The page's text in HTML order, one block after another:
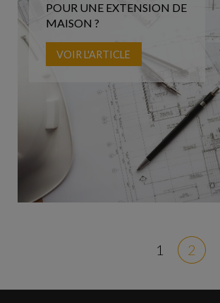
POUR UNE EXTENSION DE
MAISON ?
VOIR L'ARTICLE
1 2